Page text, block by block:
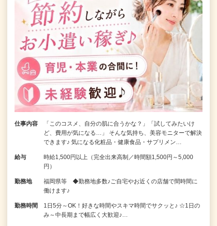
仕事内容
「このコスメ、自分の肌に合うかな？」「試してみたいけ
ど、費用が気になる…」 そんな気持ち、美容モニターで解決
できます♪ 気になる化粧品・健康食品・サプリメン…
給与
時給1,500円以上（完全出来高制／時間額1,500円～5,000
円）
勤務地
福岡県等 ◆勤務地多数♪ご自宅やお近くの店舗で間時間に
働けます♪
勤務時間
1日5分～OK！好きな時間やスキマ時間でサクッと♪ ☆1日の
み～中長期まで幅広く大歓迎♪…